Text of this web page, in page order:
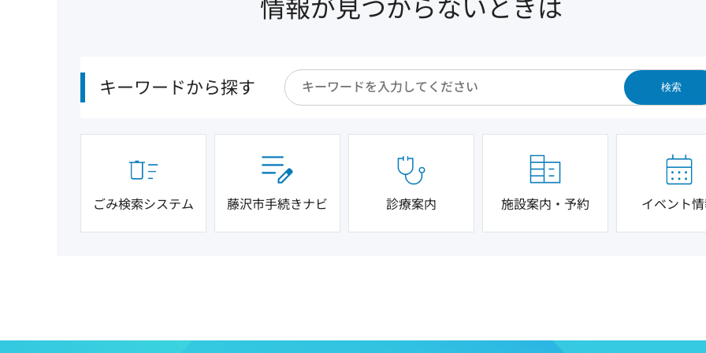
キーワードから探す 検索
ごみ検索システム 藤沢市手続きナビ 診療案内 施設案内・予約 イベント